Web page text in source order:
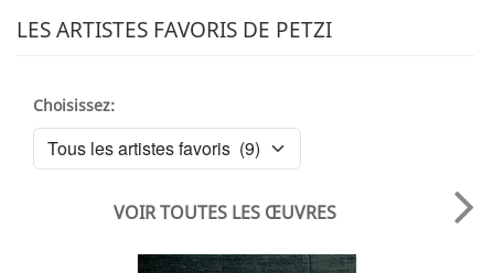
LES ARTISTES FAVORIS DE PETZI
Choisissez:
VOIR TOUTES LES ŒUVRES